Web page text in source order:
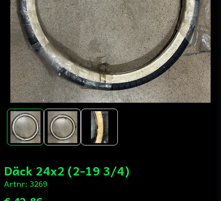
Däck 24x2 (2-19 3/4)
Artnr: 3269